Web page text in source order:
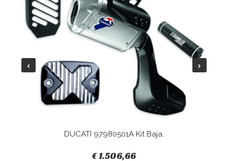
DUCATI 97980501A Kit Baja.
€ 1.506,66